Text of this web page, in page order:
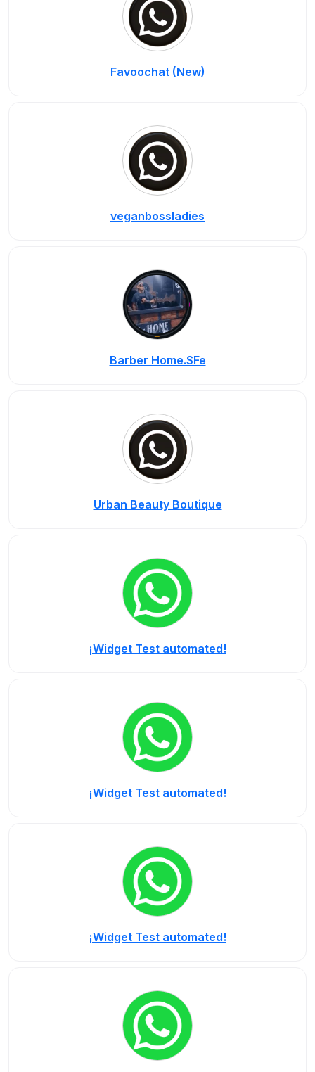
Favoochat (New)
veganbossladies
Barber Home.SFe
Urban Beauty Boutique
¡Widget Test automated!
¡Widget Test automated!
¡Widget Test automated!